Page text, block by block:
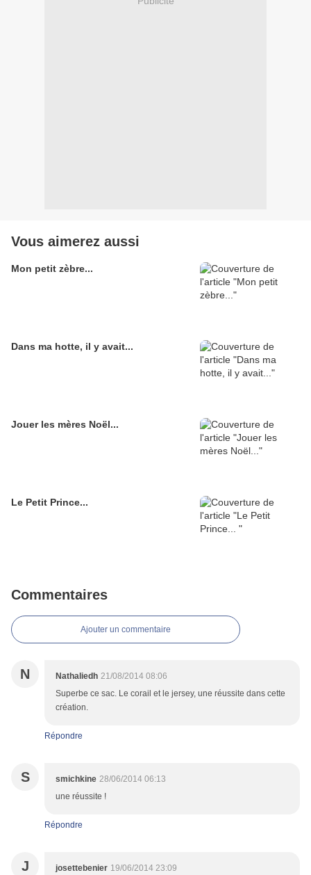
Vous aimerez aussi
Mon petit zèbre...
Dans ma hotte, il y avait...
Jouer les mères Noël...
Le Petit Prince...
Commentaires
Ajouter un commentaire
N Nathaliedh 21/08/2014 08:06
Superbe ce sac. Le corail et le jersey, une réussite dans cette
création.
Répondre
S smichkine 28/06/2014 06:13
une réussite !
Répondre
J josettebenier 19/06/2014 23:09